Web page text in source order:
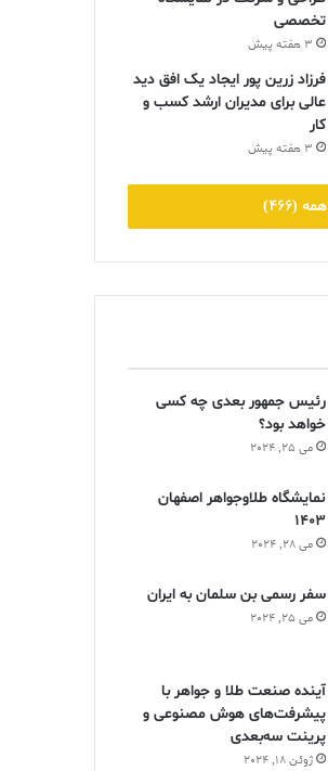
تخصصی
3 هفته پیش
فرزاد زرین پور ایجاد یک افق دید
عالی برای مدیران ارشد کسب و
کار
3 هفته پیش
همه (466)
رئیس جمهور بعدی چه کسی
خواهد بود؟
می 25, 2024
نمایشگاه طلاوجواهر اصفهان
1403
می 28, 2024
سفر رسمی بن سلمان به ایران
می 25, 2024
آینده صنعت طلا و جواهر با
پیشرفت‌های هوش مصنوعی و
پرینت سه‌بعدی
ژوئن 18, 2024